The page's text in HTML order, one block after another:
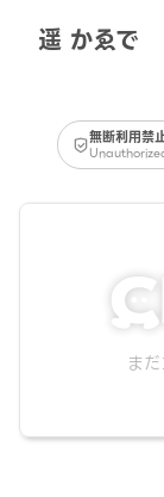
遥 かゑで
無断利用禁
ま